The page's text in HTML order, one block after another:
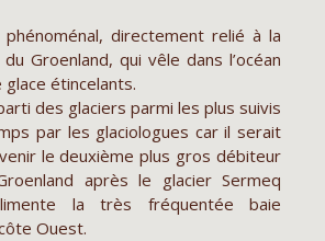
phénoménal, directement relié à la
Groenland, qui vêle dans l’océan
étincelants.
des glaciers parmi les plus suivis
par les glaciologues car il serait
le deuxième plus gros débiteur
après le glacier Sermeq
la très fréquentée baie
Ouest.